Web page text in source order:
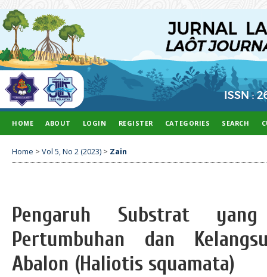
HOME ABOUT LOGIN REGISTER CATEGORIES SEARCH
Home > Vol 5, No 2 (2023) > Zain
Pengaruh Substrat
Pertumbuhan dan
Abalon (Haliotis squamata)